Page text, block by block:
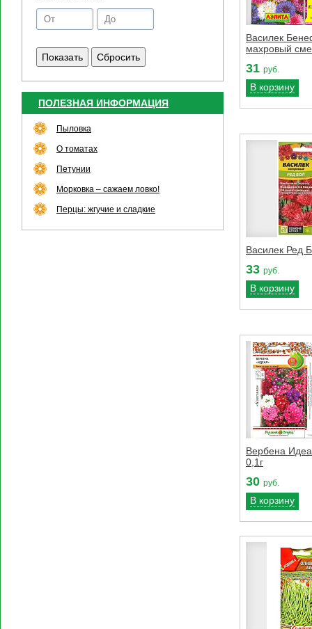
ПОЛЕЗНАЯ ИНФОРМАЦИЯ
Пыловка
О томатах
Петунии
Морковка – сажаем ловко!
Перцы: жгучие и сладкие
Василек
махровый
31 руб.
В корзину
Василек Ред
33 руб.
В корзину
Вербена
0,1г
30 руб.
В корзину